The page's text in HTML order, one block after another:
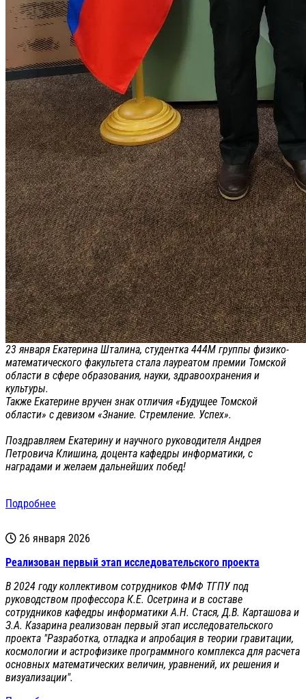
23 января Екатерина Шталина, студентка 444М группы физико-
математического факультета стала лауреатом премии Томской
области в сфере образования, науки, здравоохранения и
культуры.
Также Екатерине вручен знак отличия «Будущее Томской
области» с девизом «Знание. Стремление. Успех».
Поздравляем Екатерину и научного руководителя Андрея
Петровича Клишина, доцента кафедры информатики, с
наградами и желаем дальнейших побед!
Подробнее
26 января 2026
Реализован первый этап исследовательского проекта
В 2024 году коллективом сотрудников ФМФ ТГПУ под
руководством профессора К.Е. Осетрина и в составе
сотрудников кафедры информатики А.Н. Стася, Д.В. Карташова и
З.А. Казарина реализован первый этап исследовательского
проекта "Разработка, отладка и апробация в теории гравитации,
космологии и астрофизике программного комплекса для расчета
основных математических величин, уравнений, их решения и
визуализации".